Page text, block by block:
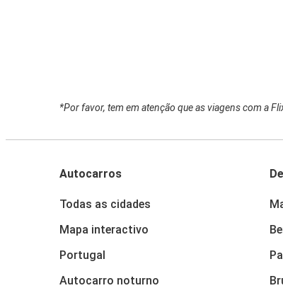
*Por favor, tem em atenção que as viagens com a
Autocarros
Todas as cidades
Mapa interactivo
Portugal
Autocarro noturno